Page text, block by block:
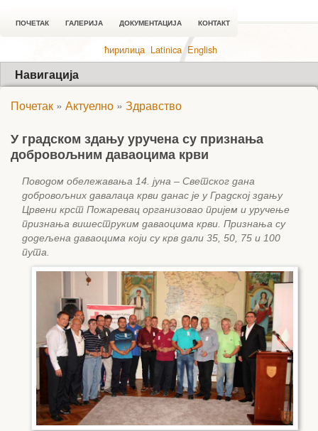
ПОЧЕТАК ГАЛЕРИЈА ДОКУМЕНТАЦИЈА КОНТАКТ
ћирилица Latinica English
Навигација
Почетак » Актуелно » Здравство
У градском здању уручена су признања
добровољним даваоцима крви
Поводом обележавања 14. јуна – Светског дана
добровољних давалаца крви данас је у Градској здању
Црвени крст Пожаревац организовао пријем и уручење
признања вишеструким даваоцима крви. Признања су
додељена даваоцима који су крв дали 35, 50, 75 и 100
пута.